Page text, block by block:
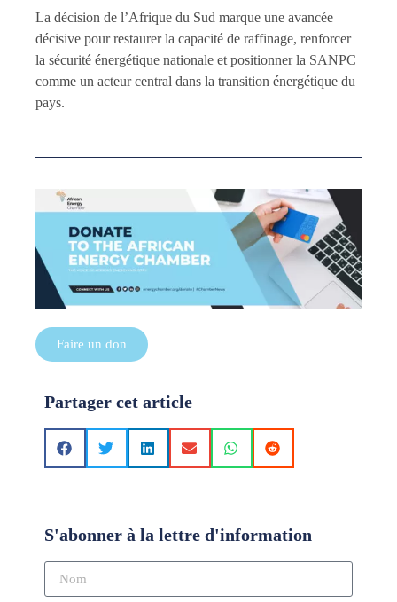
La décision de l’Afrique du Sud marque une avancée
décisive pour restaurer la capacité de raffinage, renforcer
la sécurité énergétique nationale et positionner la SANPC
comme un acteur central dans la transition énergétique du
pays.
Faire un don
Partager cet article
S'abonner à la lettre d'information